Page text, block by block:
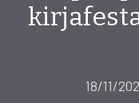
18/11/